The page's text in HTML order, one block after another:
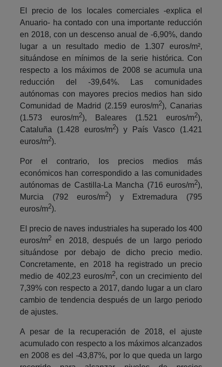
El precio de los locales comerciales -explica el
Anuario- ha contado con una importante reducción
en 2018, con un descenso anual de -6,90%, dando
lugar a un resultado medio de 1.307 euros/m²,
situándose en mínimos de la serie histórica. Con
respecto a los máximos de 2008 se acumula una
reducción del -39,64%. Las comunidades
autónomas con mayores precios medios han sido
Comunidad de Madrid (2.159 euros/m2), Canarias
(1.573 euros/m2), Baleares (1.521 euros/m2),
Cataluña (1.428 euros/m2) y País Vasco (1.421
euros/m2).
Por el contrario, los precios medios más
económicos han correspondido a las comunidades
autónomas de Castilla-La Mancha (716 euros/m2),
Murcia (792 euros/m2) y Extremadura (795
euros/m2).
El precio de naves industriales ha superado los 400
euros/m2 en 2018, después de un largo periodo
situándose por debajo de dicho precio medio.
Concretamente, en 2018 ha registrado un precio
medio de 402,23 euros/m2, con un crecimiento del
7,39% con respecto a 2017, dando lugar a un claro
cambio de tendencia después de un largo periodo
de ajustes.
A pesar de la recuperación de 2018, el ajuste
acumulado con respecto a los máximos alcanzados
en 2008 es del -43,87%, por lo que queda un largo